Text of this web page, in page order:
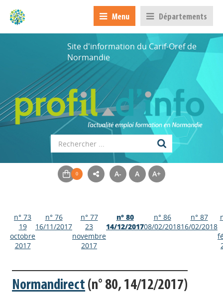
Menu Départements
Site d'information du Carif-Oref de
Normandie
A- A A+
n° 73
19
octobre
2017
n° 76
16/11/2017
n° 77
23
novembre
2017
n° 80
14/12/2017
n° 86
08/02/2018
n° 87
16/02/2018
Normandirect (n° 80, 14/12/2017)